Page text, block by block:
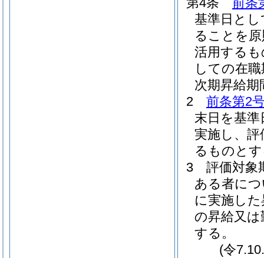
基準日と
ることを
活用する
しての在
次期昇給
2
前条第2
末日を基
実施し、評
るものと
3
評価対象
ある者に
に実施し
の昇給又
する。
(令